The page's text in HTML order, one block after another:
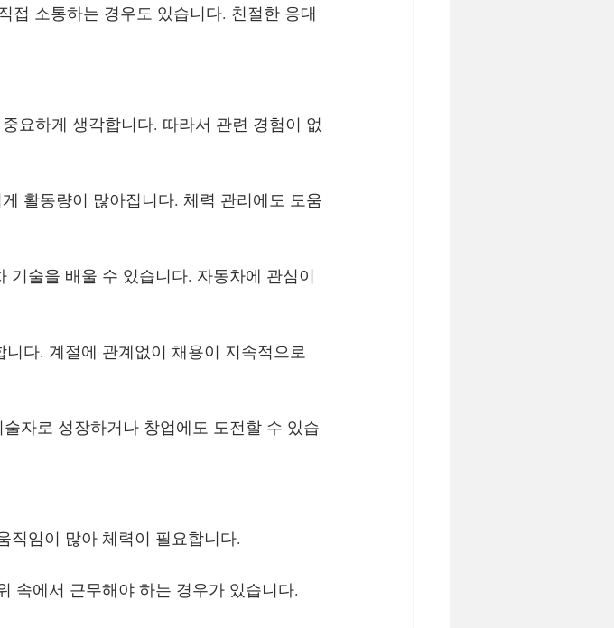
접 소통하는 경우도 있습니다. 친절한 응대
요하게 생각합니다. 따라서 관련 경험이 없
활동량이 많아집니다. 체력 관리에도 도움
기술을 배울 수 있습니다. 자동차에 관심이
다. 계절에 관계없이 채용이 지속적으로
자로 성장하거나 창업에도 도전할 수 있습
직임이 많아 체력이 필요합니다.
속에서 근무해야 하는 경우가 있습니다.